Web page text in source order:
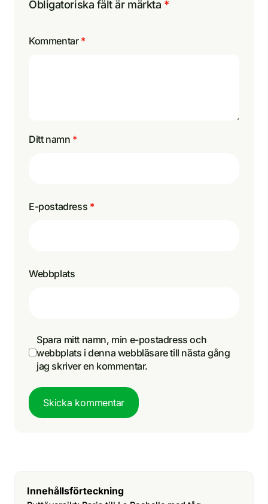
Obligatoriska fält är märkta *
Kommentar *
Ditt namn *
E-postadress *
Webbplats
Spara mitt namn, min e-postadress och
webbplats i denna webbläsare till nästa gång
jag skriver en kommentar.
Skicka kommentar
Innehållsförteckning